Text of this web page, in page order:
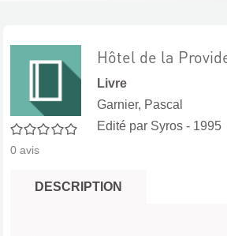
0/5
0 avis
Hôtel de la
Livre
Garnier, Pascal
Edité par Syros - 1995
DESCRIPTION